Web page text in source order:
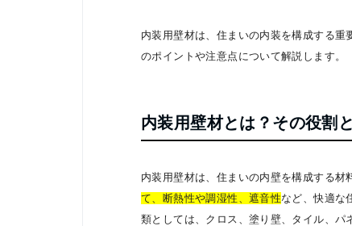
内装用壁材は、住まいの内装を構成する
のポイントや注意点について解説します。
内装用壁材とは？その役割
内装用壁材は、住まいの内壁を構成する材
て、断熱性や調湿性、遮音性など、快適な
類としては、クロス、塗り壁、タイル、パ